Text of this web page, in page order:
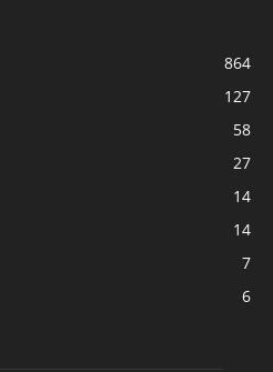
864
127
58
27
14
14
7
6